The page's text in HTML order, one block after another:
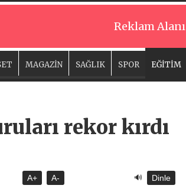
Reklam Alanı
MAGAZİN SAĞLIK SPOR EĞİTİM
rekor kırdı
A+ A- 🔊 Dinle